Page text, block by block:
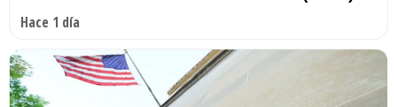
Hace 1 día